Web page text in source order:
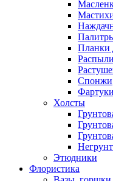
Планки
Спонжи
Фартуки
Холсты
Этюдники
Флористика